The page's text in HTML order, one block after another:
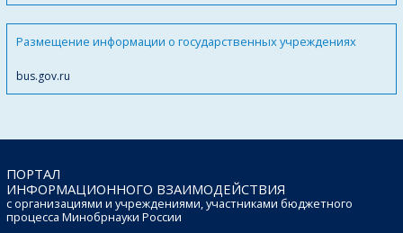
Размещение информации о государственных учреждениях
bus.gov.ru
ПОРТАЛ
ИНФОРМАЦИОННОГО ВЗАИМОДЕЙСТВИЯ
с организациями и учреждениями, участниками бюджетного
процесса Минобрнауки России